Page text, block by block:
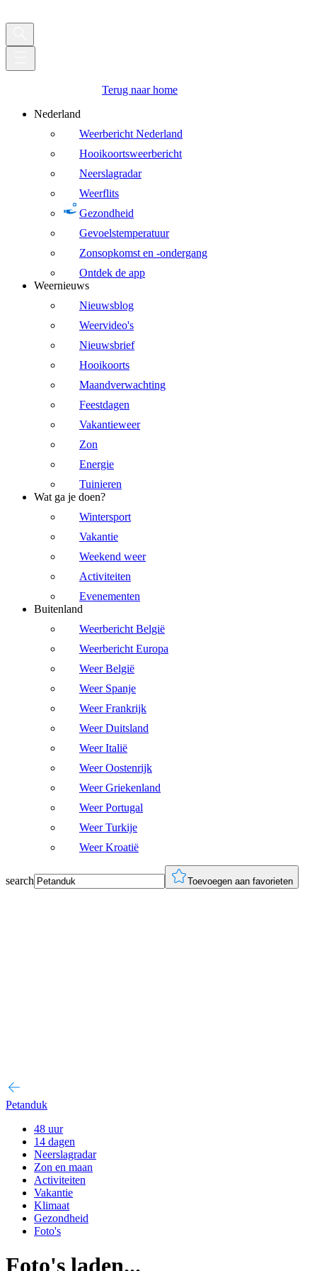
Terug naar home
Nederland
Weerbericht Nederland
Hooikoortsweerbericht
Neerslagradar
Weerflits
Gezondheid
Gevoelstemperatuur
Zonsopkomst en -ondergang
Ontdek de app
Weernieuws
Nieuwsblog
Weervideo's
Nieuwsbrief
Hooikoorts
Maandverwachting
Feestdagen
Vakantieweer
Zon
Energie
Tuinieren
Wat ga je doen?
Wintersport
Vakantie
Weekend weer
Activiteiten
Evenementen
Buitenland
Weerbericht België
Weerbericht Europa
Weer België
Weer Spanje
Weer Frankrijk
Weer Duitsland
Weer Italië
Weer Oostenrijk
Weer Griekenland
Weer Portugal
Weer Turkije
Weer Kroatië
search Toevoegen aan favorieten
Petanduk
48 uur
14 dagen
Neerslagradar
Zon en maan
Activiteiten
Vakantie
Klimaat
Gezondheid
Foto's
Foto's laden...